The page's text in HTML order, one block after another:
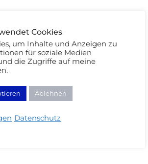
Cookies
um Inhalte und Anzeigen zu
für soziale Medien
die Zugriffe auf meine
Ablehnen
Datenschutz